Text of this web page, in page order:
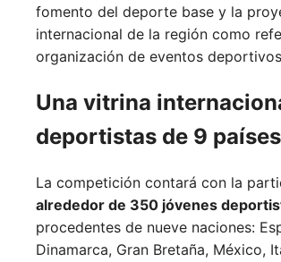
fomento del deporte base y la
internacional de la región como
organización de eventos
Una vitrina
deportistas de 9 países
La competición contará con la
alrededor de 350 jóvenes
procedentes de nueve naciones:
Dinamarca, Gran Bretaña, México,